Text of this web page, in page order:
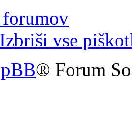
forumov
Izbriši vse
® Forum